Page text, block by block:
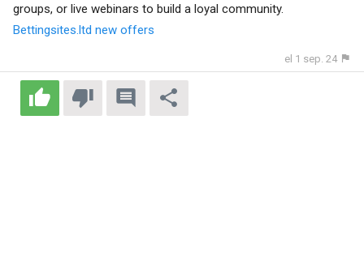
groups, or live webinars to build a loyal community.
Bettingsites.ltd new offers
el 1 sep. 24